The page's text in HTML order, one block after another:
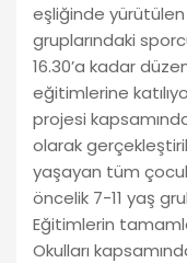
eşliğinde
gruplarındaki
16.30’a kadar
eğitimlerine
projesi
olarak
yaşayan tüm
öncelik 7-11 yaş
Eğitimlerin
Okulları